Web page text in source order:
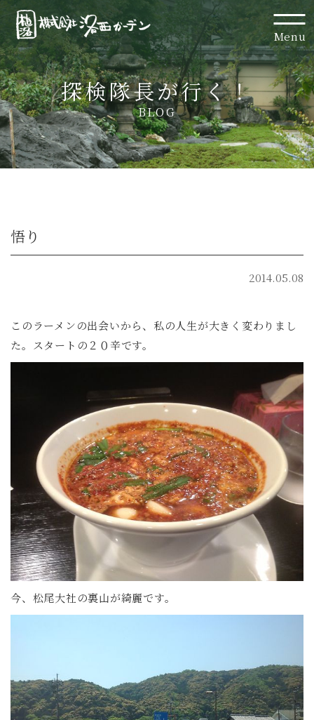
Menu
探検隊長が行く！
BLOG
悟り
2014.05.08
このラーメンの出会いから、私の人生が大きく変わりまし
た。スタートの２０辛です。
今、松尾大社の裏山が綺麗です。